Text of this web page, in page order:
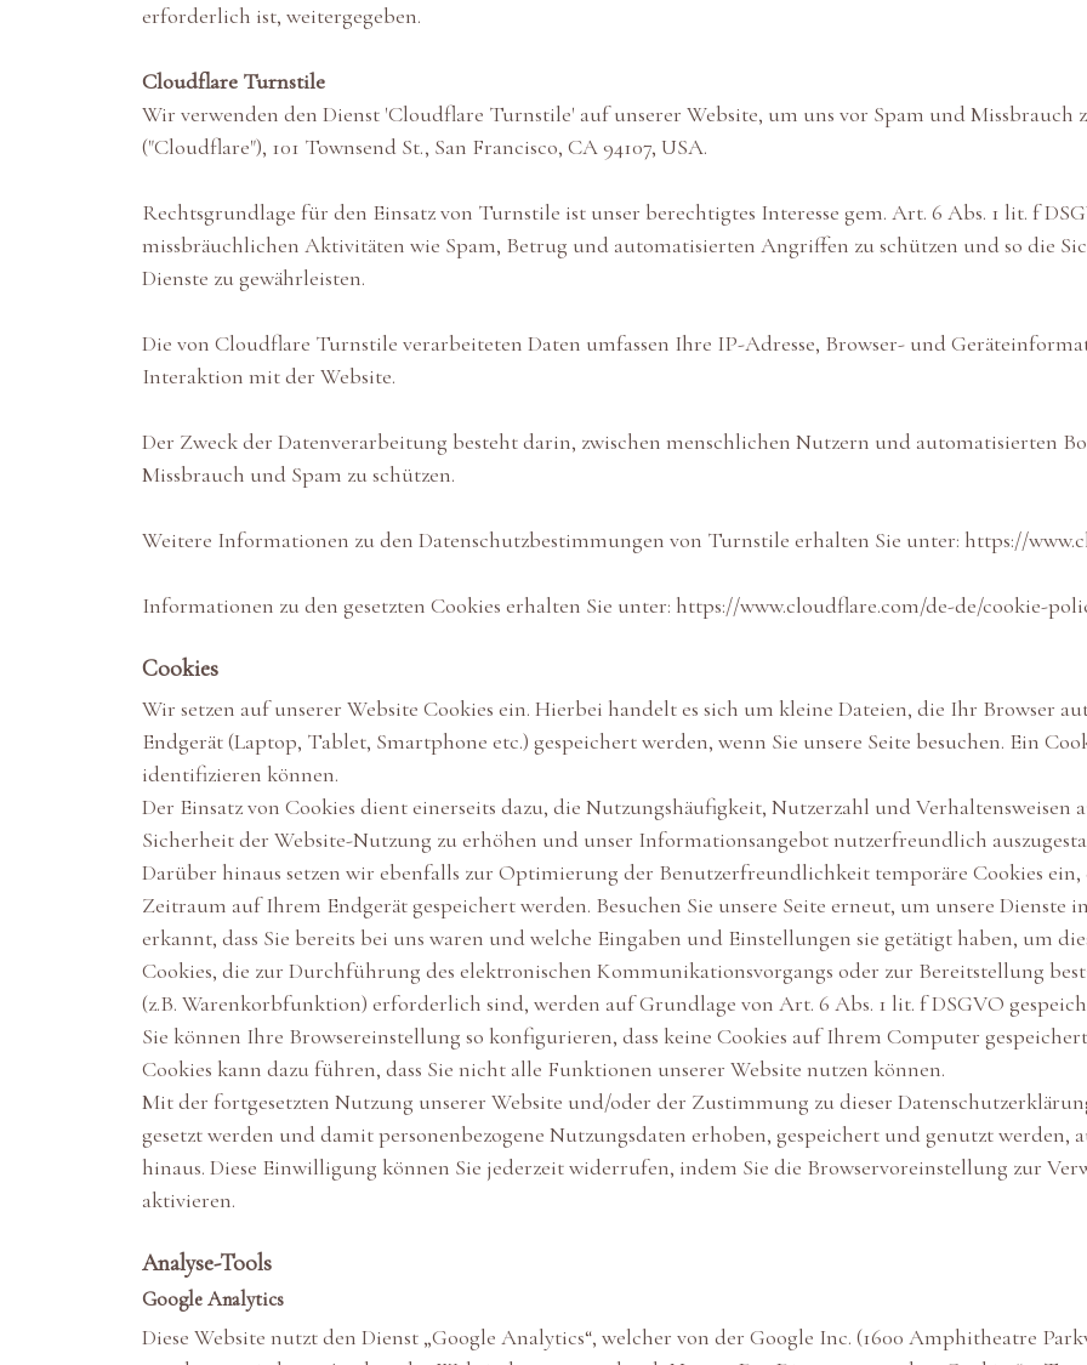
erforderlich ist, weitergegeben.
Cloudflare Turnstile
Wir verwenden den Dienst 'Cloudflare Turnstile' auf unserer Website, um uns vor Spam und
("Cloudflare"), 101 Townsend St., San Francisco, CA 94107, USA.
Rechtsgrundlage für den Einsatz von Turnstile ist unser berechtigtes Interesse gem. Art. 6 Abs. 1 lit. f
missbräuchlichen Aktivitäten wie Spam, Betrug und automatisierten Angriffen zu schützen und so die
Dienste zu gewährleisten.
Die von Cloudflare Turnstile verarbeiteten Daten umfassen Ihre IP-Adresse, Browser- und
Interaktion mit der Website.
Der Zweck der Datenverarbeitung besteht darin, zwischen menschlichen Nutzern und automatisierten
Missbrauch und Spam zu schützen.
Weitere Informationen zu den Datenschutzbestimmungen von Turnstile erhalten Sie unter: https://
Informationen zu den gesetzten Cookies erhalten Sie unter: https://www.cloudflare.com/de-de/cookie-
Cookies
Wir setzen auf unserer Website Cookies ein. Hierbei handelt es sich um kleine Dateien, die Ihr Browser
Endgerät (Laptop, Tablet, Smartphone etc.) gespeichert werden, wenn Sie unsere Seite besuchen. Ein
identifizieren können.
Der Einsatz von Cookies dient einerseits dazu, die Nutzungshäufigkeit, Nutzerzahl und
Sicherheit der Website-Nutzung zu erhöhen und unser Informationsangebot nutzerfreundlich
Darüber hinaus setzen wir ebenfalls zur Optimierung der Benutzerfreundlichkeit temporäre Cookies
Zeitraum auf Ihrem Endgerät gespeichert werden. Besuchen Sie unsere Seite erneut, um unsere
erkannt, dass Sie bereits bei uns waren und welche Eingaben und Einstellungen sie getätigt haben, um
Cookies, die zur Durchführung des elektronischen Kommunikationsvorgangs oder zur Bereitstellung
(z.B. Warenkorbfunktion) erforderlich sind, werden auf Grundlage von Art. 6 Abs. 1 lit. f DSGVO
Sie können Ihre Browsereinstellung so konfigurieren, dass keine Cookies auf Ihrem Computer
Cookies kann dazu führen, dass Sie nicht alle Funktionen unserer Website nutzen können.
Mit der fortgesetzten Nutzung unserer Website und/oder der Zustimmung zu dieser
gesetzt werden und damit personenbezogene Nutzungsdaten erhoben, gespeichert und genutzt werden,
hinaus. Diese Einwilligung können Sie jederzeit widerrufen, indem Sie die Browservoreinstellung zur
aktivieren.
Analyse-Tools
Google Analytics
Diese Website nutzt den Dienst „Google Analytics“, welcher von der Google Inc. (1600 Amphitheatre